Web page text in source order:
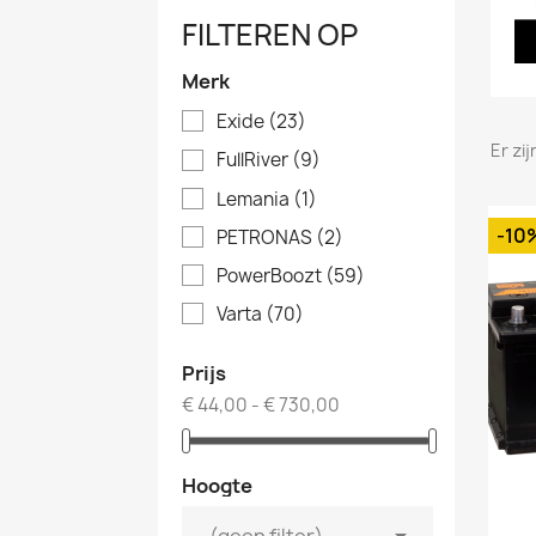
FILTEREN OP
Merk
Exide (23)
FullRiver (9)
Lemania (1)
PETRONAS (2)
PowerBoozt (59)
Varta (70)
Prijs
€ 44,00 - € 730,00
Hoogte
Er
-